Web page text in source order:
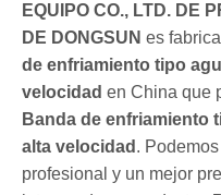
EQUIPO CO., LTD. DE
DE DONGSUN es
de enfriamiento tipo
velocidad en China que
Banda de enfriamiento
alta velocidad .
profesional y un mejor